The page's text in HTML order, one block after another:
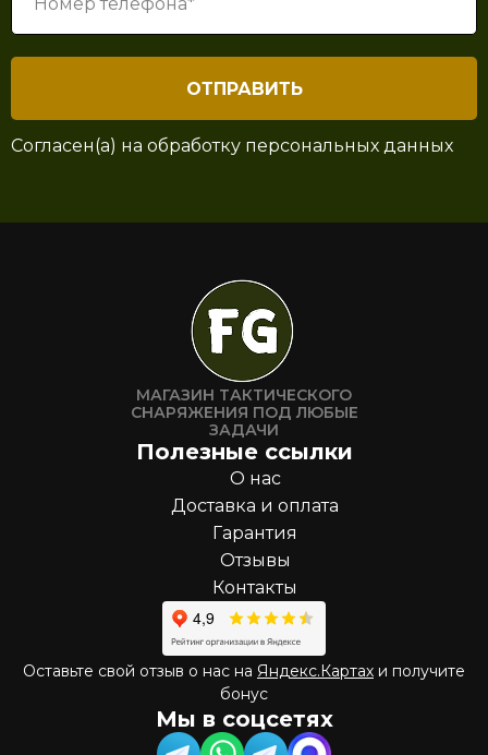
ОТПРАВИТЬ
Согласен(а) на обработку персональных данных
МАГАЗИН ТАКТИЧЕСКОГО
СНАРЯЖЕНИЯ ПОД ЛЮБЫЕ
ЗАДАЧИ
Полезные ссылки
О нас
Доставка и оплата
Гарантия
Отзывы
Контакты
Оставьте свой отзыв о нас на Яндекс.Картах и получите
бонус
Мы в соцсетях